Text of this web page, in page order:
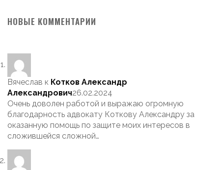
НОВЫЕ КОММЕНТАРИИ
Вячеслав к Котков Александр
Александрович26.02.2024
Очень доволен работой и выражаю огромную
благодарность адвокату Коткову Александру за
оказанную помощь по защите моих интересов в
сложившейся сложной…